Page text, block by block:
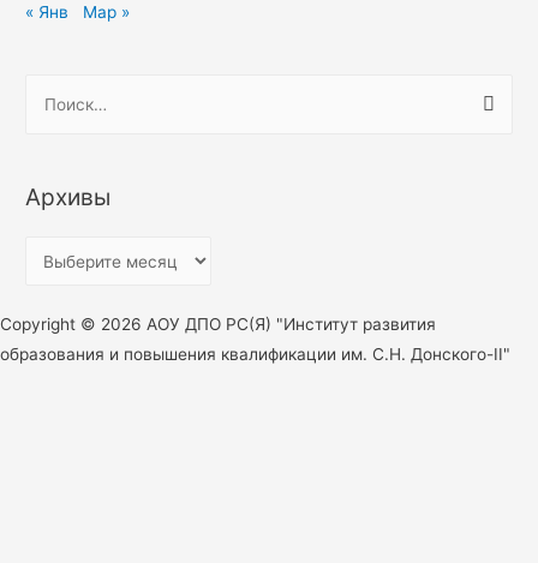
« Янв Мар »
т
Архивы
х
и
Copyright © 2026 АОУ ДПО РС(Я) "Институт развития
образования и повышения квалификации им. С.Н. Донского-II"